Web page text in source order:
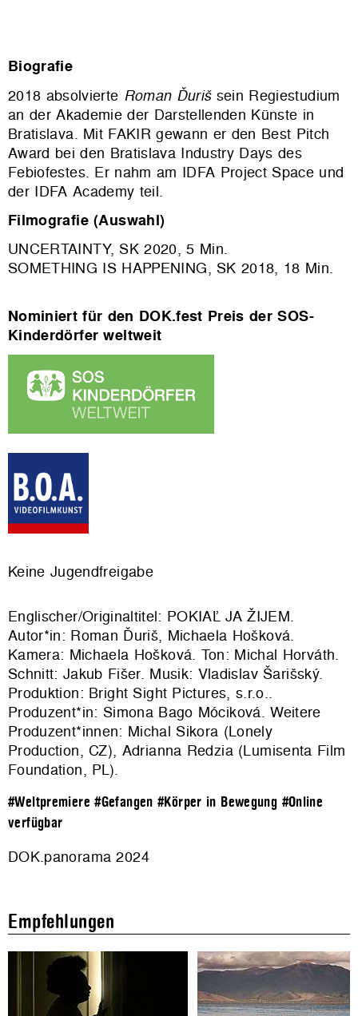
Biografie
2018 absolvierte Roman Ďurišsein Regiestudium
an der Akademie der Darstellenden Künste in
Bratislava. Mit FAKIR gewann er den Best Pitch
Award bei den Bratislava Industry Days des
Febiofestes. Er nahm am IDFA Project Space und
der IDFA Academy teil.
Filmografie (Auswahl)
UNCERTAINTY, SK 2020, 5 Min.
SOMETHING IS HAPPENING, SK 2018, 18 Min.
Nominiert für den DOK.fest Preis der SOS-
Kinderdörfer weltweit
Keine Jugendfreigabe
Englischer/Originaltitel: POKIAĽ JA ŽIJEM.
Autor*in: Roman Ďuriš, Michaela Hošková.
Kamera: Michaela Hošková. Ton: Michal Horváth.
Schnitt: Jakub Fišer. Musik: Vladislav Šarišský.
Produktion: Bright Sight Pictures, s.r.o..
Produzent*in: Simona Bago Móciková. Weitere
Produzent*innen: Michal Sikora (Lonely
Production, CZ), Adrianna Redzia (Lumisenta Film
Foundation, PL).
#Weltpremiere #Gefangen #Körper in Bewegung #Online
verfügbar
DOK.panorama 2024
Empfehlungen